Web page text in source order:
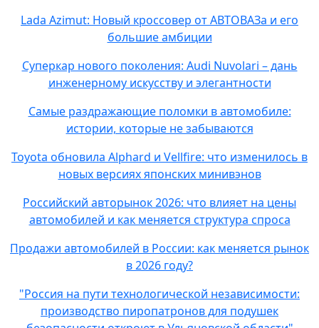
Lada Azimut: Новый кроссовер от АВТОВАЗа и его
большие амбиции
Суперкар нового поколения: Audi Nuvolari – дань
инженерному искусству и элегантности
Самые раздражающие поломки в автомобиле:
истории, которые не забываются
Toyota обновила Alphard и Vellfire: что изменилось в
новых версиях японских минивэнов
Российский авторынок 2026: что влияет на цены
автомобилей и как меняется структура спроса
Продажи автомобилей в России: как меняется рынок
в 2026 году?
"Россия на пути технологической независимости:
производство пиропатронов для подушек